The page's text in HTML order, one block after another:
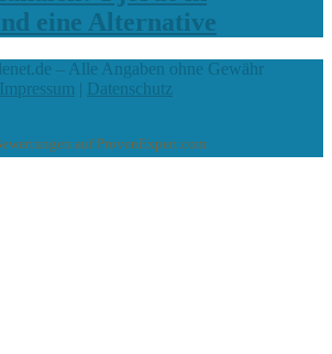
eine Alternative
– Alle Angaben ohne Gewähr
Impressum | Datenschutz
auf ProvenExpert.com